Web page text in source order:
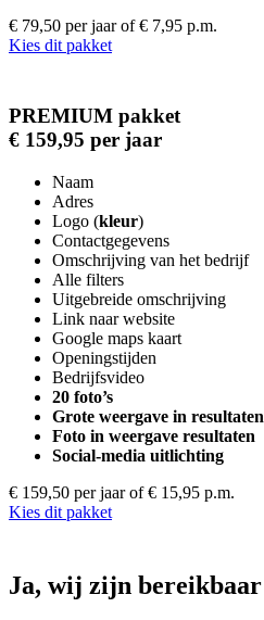
€ 79,50 per jaar of € 7,95 p.m.
Kies dit pakket
PREMIUM pakket
€ 159,95 per jaar
Naam
Adres
Logo (kleur)
Contactgegevens
Omschrijving van het bedrijf
Alle filters
Uitgebreide omschrijving
Link naar website
Google maps kaart
Openingstijden
Bedrijfsvideo
20 foto’s
Grote weergave in resultaten
Foto in weergave resultaten
Social-media uitlichting
€ 159,50 per jaar of € 15,95 p.m.
Kies dit pakket
Ja, wij zijn bereikbaar